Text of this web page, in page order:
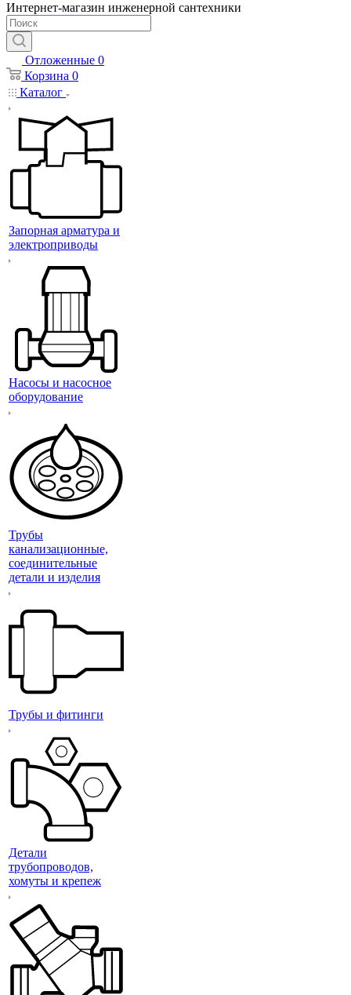
Интернет-магазин инженерной сантехники
Отложенные 0
Корзина 0
Каталог
Запорная арматура и
электроприводы
Насосы и насосное
оборудование
Трубы
канализационные,
соединительные
детали и изделия
Трубы и фитинги
Детали
трубопроводов,
хомуты и крепеж